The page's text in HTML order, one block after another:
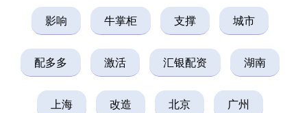
影响 牛掌柜 支撑 城市
配多多 激活 汇银配资 湖南
上海 改造 北京 广州